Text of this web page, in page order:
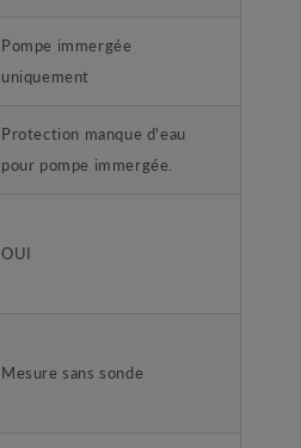
Pompe immergée
uniquement
Protection manque d'eau
pour pompe immergée.
OUI
Mesure sans sonde